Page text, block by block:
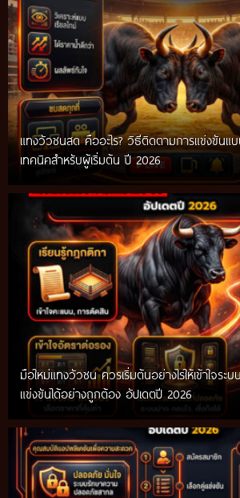
แทงวัวชนสด คืออะไร? วิธีติดตามการแข่งขันแ
เทคนิคสำหรับผู้เริ่มต้น ปี 2026
มือใหม่แทงวัวชน ควรเริ่มต้นอย่างไรให้เข้าใจระ
แข่งขันได้อย่างถูกต้อง อัปเดตปี 2026